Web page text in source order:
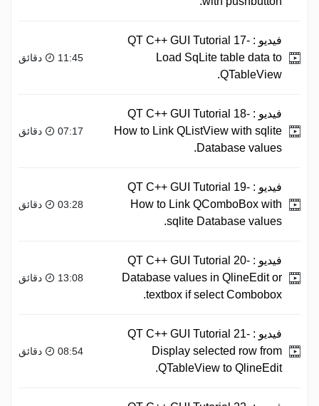
فيديو : QT C++ GUI Tutorial 17-
Load SqLite table data to
QTableView.
11:45 دقائق
فيديو : QT C++ GUI Tutorial 18-
How to Link QListView with sqlite
Database values.
07:17 دقائق
فيديو : QT C++ GUI Tutorial 19-
How to Link QComboBox with
sqlite Database values.
03:28 دقائق
فيديو : QT C++ GUI Tutorial 20-
Database values in QlineEdit or
textbox if select Combobox.
13:08 دقائق
فيديو : QT C++ GUI Tutorial 21-
Display selected row from
QTableView to QlineEdit.
08:54 دقائق